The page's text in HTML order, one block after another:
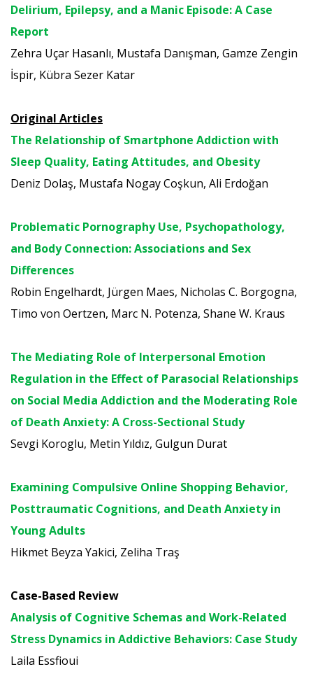
Delirium, Epilepsy, and a Manic Episode: A Case
Report
Zehra Uçar Hasanlı, Mustafa Danışman, Gamze Zengin
İspir, Kübra Sezer Katar
Original Articles
The Relationship of Smartphone Addiction with
Sleep Quality, Eating Attitudes, and Obesity
Deniz Dolaş, Mustafa Nogay Coşkun, Ali Erdoğan
Problematic Pornography Use, Psychopathology,
and Body Connection: Associations and Sex
Differences
Robin Engelhardt, Jürgen Maes, Nicholas C. Borgogna,
Timo von Oertzen, Marc N. Potenza, Shane W. Kraus
The Mediating Role of Interpersonal Emotion
Regulation in the Effect of Parasocial Relationships
on Social Media Addiction and the Moderating Role
of Death Anxiety: A Cross-Sectional Study
Sevgi Koroglu, Metin Yıldız, Gulgun Durat
Examining Compulsive Online Shopping Behavior,
Posttraumatic Cognitions, and Death Anxiety in
Young Adults
Hikmet Beyza Yakici, Zeliha Traş
Case-Based Review
Analysis of Cognitive Schemas and Work-Related
Stress Dynamics in Addictive Behaviors: Case Study
Laila Essfioui